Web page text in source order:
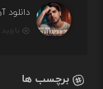
بازدید : ۳ بازدید بار /
برچسب ها